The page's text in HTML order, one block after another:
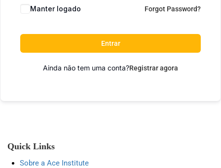
Manter logado Forgot Password?
Entrar
Ainda não tem uma conta?Registrar agora
Quick Links
Sobre a Ace Institute